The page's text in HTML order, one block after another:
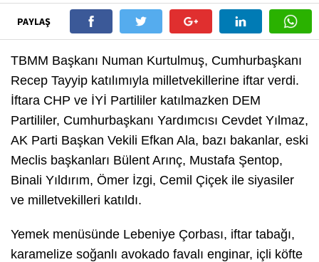
PAYLAŞ
TBMM Başkanı Numan Kurtulmuş, Cumhurbaşkanı
Recep Tayyip katılımıyla milletvekillerine iftar verdi.
İftara CHP ve İYİ Partililer katılmazken DEM
Partililer, Cumhurbaşkanı Yardımcısı Cevdet Yılmaz,
AK Parti Başkan Vekili Efkan Ala, bazı bakanlar, eski
Meclis başkanları Bülent Arınç, Mustafa Şentop,
Binali Yıldırım, Ömer İzgi, Cemil Çiçek ile siyasiler
ve milletvekilleri katıldı.
Yemek menüsünde Lebeniye Çorbası, iftar tabağı,
karamelize soğanlı avokado favalı enginar, içli köfte